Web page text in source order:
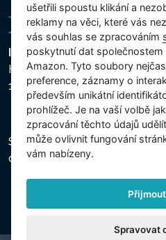
Intex Trading, s.r.o.
Hradecká 2526/3
130 00 Praha 3 - Česká
Společnost je zapsána u
oddíl C, vložka 74759, IČ
ušetřili spoustu klikání a
reklamy na věci, které vás
vás souhlas se zpracováním
poskytnutí dat společnostem
Amazon. Tyto soubory
preference, záznamy o
především unikátní
prohlížeč. Je na vaší volbě
zpracování těchto údajů
může ovlivnit fungování
vám nabízeny.
Spravovat